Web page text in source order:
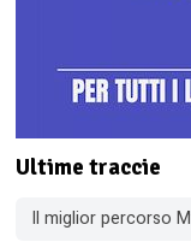
Ultime traccie
Il miglior percorso